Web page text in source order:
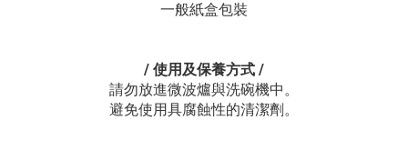
一般紙盒包裝
/ 使用及保養方式 /
請勿放進微波爐與洗碗機中。
避免使用具腐蝕性的清潔劑。